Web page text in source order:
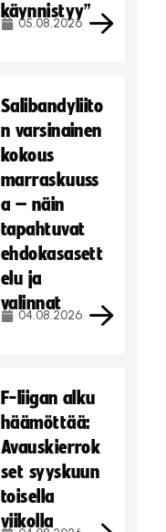
käynnistyy”
05.08.2026
Salibandyliito
n varsinainen
kokous
marraskuuss
a – näin
tapahtuvat
ehdokasasett
elu ja
valinnat
04.08.2026
F-liigan alku
häämöttää:
Avauskierrok
set syyskuun
toisella
viikolla